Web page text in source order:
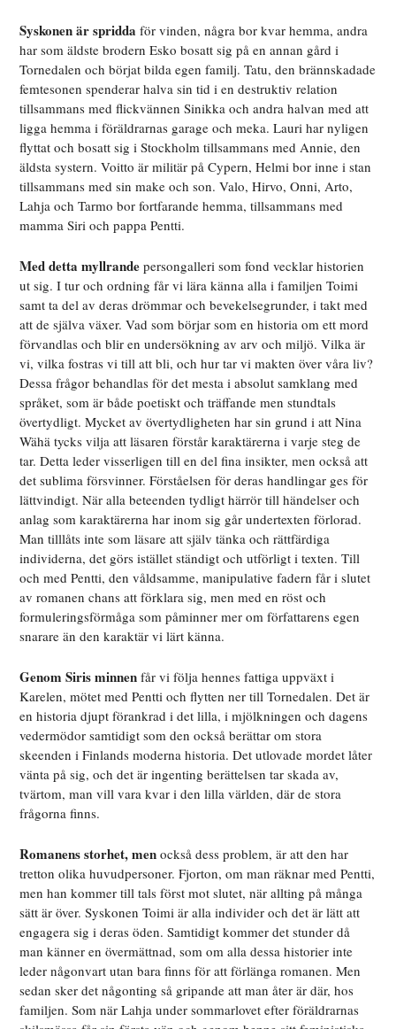
Syskonen är spridda för vinden, några bor kvar hemma, andra
har som äldste brodern Esko bosatt sig på en annan gård i
Tornedalen och börjat bilda egen familj. Tatu, den brännskadade
femtesonen spenderar halva sin tid i en destruktiv relation
tillsammans med flickvännen Sinikka och andra halvan med att
ligga hemma i föräldrarnas garage och meka. Lauri har nyligen
flyttat och bosatt sig i Stockholm tillsammans med Annie, den
äldsta systern. Voitto är militär på Cypern, Helmi bor inne i stan
tillsammans med sin make och son. Valo, Hirvo, Onni, Arto,
Lahja och Tarmo bor fortfarande hemma, tillsammans med
mamma Siri och pappa Pentti.
Med detta myllrande persongalleri som fond vecklar historien
ut sig. I tur och ordning får vi lära känna alla i familjen Toimi
samt ta del av deras drömmar och bevekelsegrunder, i takt med
att de själva växer. Vad som börjar som en historia om ett mord
förvandlas och blir en undersökning av arv och miljö. Vilka är
vi, vilka fostras vi till att bli, och hur tar vi makten över våra liv?
Dessa frågor behandlas för det mesta i absolut samklang med
språket, som är både poetiskt och träffande men stundtals
övertydligt. Mycket av övertydligheten har sin grund i att Nina
Wähä tycks vilja att läsaren förstår karaktärerna i varje steg de
tar. Detta leder visserligen till en del fina insikter, men också att
det sublima försvinner. Förståelsen för deras handlingar ges för
lättvindigt. När alla beteenden tydligt härrör till händelser och
anlag som karaktärerna har inom sig går undertexten förlorad.
Man tilllåts inte som läsare att själv tänka och rättfärdiga
individerna, det görs istället ständigt och utförligt i texten. Till
och med Pentti, den våldsamme, manipulative fadern får i slutet
av romanen chans att förklara sig, men med en röst och
formuleringsförmåga som påminner mer om författarens egen
snarare än den karaktär vi lärt känna.
Genom Siris minnen får vi följa hennes fattiga uppväxt i
Karelen, mötet med Pentti och flytten ner till Tornedalen. Det är
en historia djupt förankrad i det lilla, i mjölkningen och dagens
vedermödor samtidigt som den också berättar om stora
skeenden i Finlands moderna historia. Det utlovade mordet låter
vänta på sig, och det är ingenting berättelsen tar skada av,
tvärtom, man vill vara kvar i den lilla världen, där de stora
frågorna finns.
Romanens storhet, menockså dess problem, är att den har
tretton olika huvudpersoner. Fjorton, om man räknar med Pentti,
men han kommer till tals först mot slutet, när allting på många
sätt är över. Syskonen Toimi är alla individer och det är lätt att
engagera sig i deras öden. Samtidigt kommer det stunder då
man känner en övermättnad, som om alla dessa historier inte
leder någonvart utan bara finns för att förlänga romanen. Men
sedan sker det någonting så gripande att man åter är där, hos
familjen. Som när Lahja under sommarlovet efter föräldrarnas